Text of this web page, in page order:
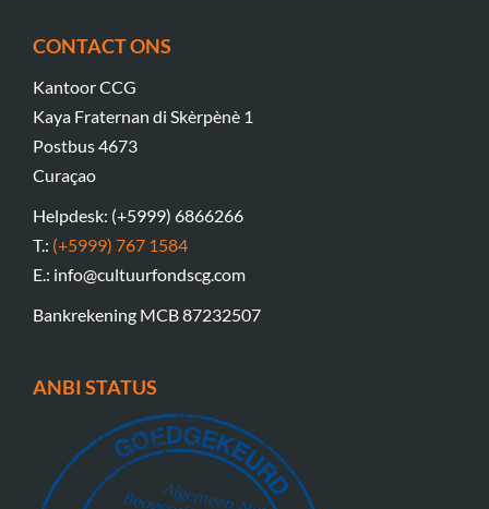
CONTACT ONS
Kantoor CCG
Kaya Fraternan di Skèrpènè 1
Postbus 4673
Curaçao
Helpdesk: (+5999) 6866266
T.: (+5999) 767 1584
E.: info@cultuurfondscg.com
Bankrekening MCB 87232507
ANBI STATUS